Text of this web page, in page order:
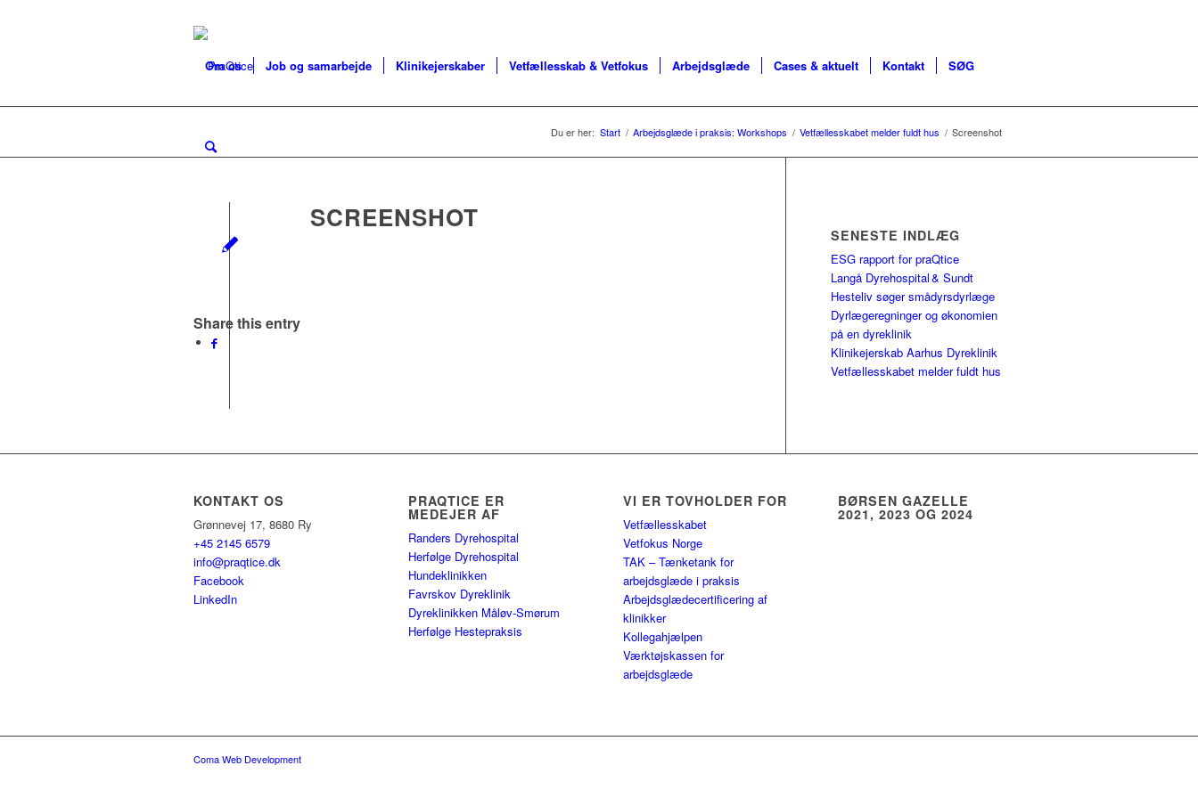
Om os Job og samarbejde Klinikejerskaber Vetfællesskab & Vetfokus Arbejdsglæde Cases & aktuelt Kontakt SØG
Du er her: Start / Arbejdsglæde i praksis: Workshops / Vetfællesskabet melder fuldt hus / Screenshot
SCREENSHOT
Share this entry
SENESTE INDLÆG
ESG rapport for praQtice
Langå Dyrehospital & Sundt
Hesteliv søger smådyrsdyrlæge
Dyrlægeregninger og økonomien
på en dyreklinik
Klinikejerskab Aarhus Dyreklinik
Vetfællesskabet melder fuldt hus
KONTAKT OS
Grønnevej 17, 8680 Ry
+45 2145 6579
info@praqtice.dk
Facebook
LinkedIn
PRAQTICE ER
MEDEJER AF
Randers Dyrehospital
Herfølge Dyrehospital
Hundeklinikken
Favrskov Dyreklinik
Dyreklinikken Måløv-Smørum
Herfølge Hestepraksis
VI ER TOVHOLDER FOR
Vetfællesskabet
Vetfokus Norge
TAK – Tænketank for
arbejdsglæde i praksis
Arbejdsglædecertificering af
klinikker
Kollegahjælpen
Værktøjskassen for
arbejdsglæde
BØRSEN GAZELLE
2021, 2023 OG 2024
Coma Web Development